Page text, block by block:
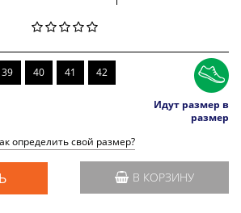
39 40 41 42
Идут размер в
размер
определить свой размер?
В КОРЗИНУ